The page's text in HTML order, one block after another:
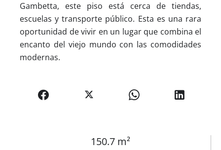
150.7 m²
Gambetta, este piso está cerca de tiendas,
escuelas y transporte público. Esta es una rara
oportunidad de vivir en un lugar que combina el
encanto del viejo mundo con las comodidades
modernas.